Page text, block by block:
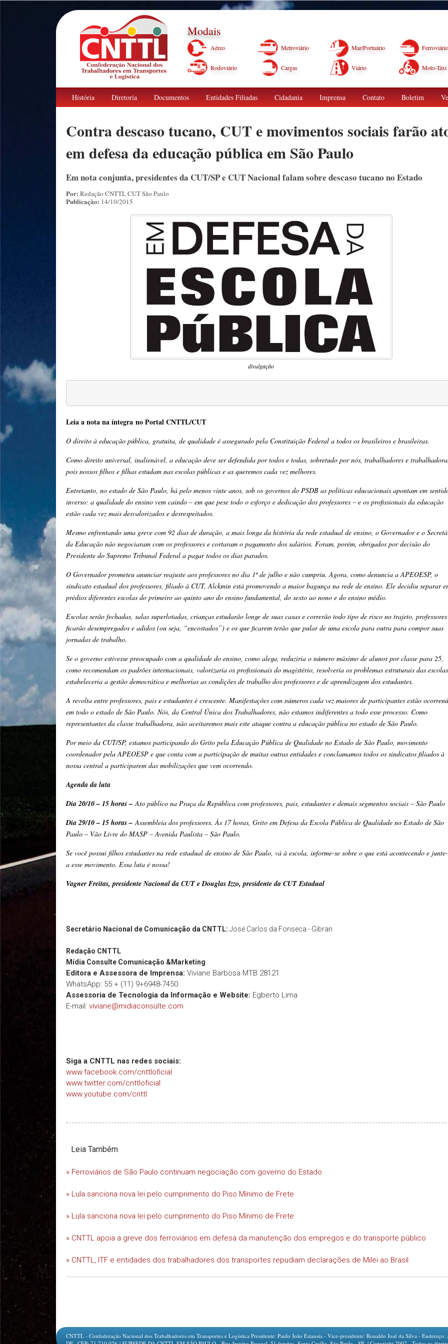
Modais
Aéreo Metroviário Mar/Portuário Ferroviário
Rodoviário Cargas Viário Moto-Táxi
História Diretoria Documentos Entidades Filiadas Cidadania Imprensa Contato Boletim
Contra descaso tucano, CUT e movimentos sociais farão
em defesa da educação pública em São Paulo
Em nota conjunta, presidentes da CUT/SP e CUT Nacional falam sobre descaso tucano no Estado
Por: Redação CNTTL CUT São Paulo
Publicação: 14/10/2015
divulgação
Leia a nota na íntegra no Portal CNTTL/CUT
O direito à educação pública, gratuita, de qualidade é assegurado pela Constituição Federal a todos os brasileiros e brasileiras.
Como direito universal, inalienável, a educação deve ser defendida por todos e todas, sobretudo por nós, trabalhadores e
pois nossos filhos e filhas estudam nas escolas públicas e as queremos cada vez melhores.
Entretanto, no estado de São Paulo, há pelo menos vinte anos, sob os governos do PSDB as políticas educacionais apontam em
inverso: a qualidade do ensino vem caindo – em que pese todo o esforço e dedicação dos professores – e os profissionais da educação
estão cada vez mais desvalorizados e desrespeitados.
Mesmo enfrentando uma greve com 92 dias de duração, a mais longa da história da rede estadual de ensino, o Governador e o
da Educação não negociaram com os professores e cortaram o pagamento dos salários. Foram, porém, obrigados por decisão do
Presidente do Supremo Tribunal Federal a pagar todos os dias parados.
O Governador prometeu anunciar reajuste aos professores no dia 1º de julho e não cumpriu. Agora, como denuncia a APEOESP, o
sindicato estadual dos professores, filiado à CUT, Alckmin está promovendo a maior bagunça na rede de ensino. Ele decidiu separar
prédios diferentes escolas do primeiro ao quinto ano do ensino fundamental, do sexto ao nono e do ensino médio.
Escolas serão fechadas, salas superlotadas, crianças estudarão longe de suas casas e correrão todo tipo de risco no trajeto, professores
ficarão desempregados e adidos (ou seja, “encostados”) e os que ficarem terão que pular de uma escola para outra para compor suas
jornadas de trabalho.
Se o governo estivesse preocupado com a qualidade do ensino, como alega, reduziria o número máximo de alunos por classe para 25,
como recomendam os padrões internacionais, valorizaria os profissionais do magistério, resolveria os problemas estruturais das
estabeleceria a gestão democrática e melhorias as condições de trabalho dos professores e de aprendizagem dos estudantes.
A revolta entre professores, pais e estudantes é crescente. Manifestações com números cada vez maiores de participantes estão
em todo o estado de São Paulo. Nós, da Central Única dos Trabalhadores, não estamos indiferentes a todo esse processo. Como
representantes da classe trabalhadora, não aceitaremos mais este ataque contra a educação pública no estado de São Paulo.
Por meio da CUT/SP, estamos participando do Grito pela Educação Pública de Qualidade no Estado de São Paulo, movimento
coordenador pela APEOESP e que conta com a participação de muitas outras entidades e conclamamos todos os sindicatos filiados à
nossa central a participarem das mobilizações que vem ocorrendo.
Agenda da luta
Dia 20/10 – 15 horas – Ato público na Praça da República com professores, pais, estudantes e demais segmentos sociais – São Paulo
Dia 29/10 – 15 horas – Assembleia dos professores. Às 17 horas, Grito em Defesa da Escola Pública de Qualidade no Estado de São
Paulo – Vão Livre do MASP – Avenida Paulista – São Paulo.
Se você possui filhos estudantes na rede estadual de ensino de São Paulo, vá à escola, informe-se sobre o que está acontecendo e
a esse movimento. Essa luta é nossa!
Vagner Freitas, presidente Nacional da CUT e Douglas Izzo, presidente da CUT Estadual
Secretário Nacional de Comunicação da CNTTL: José Carlos da Fonseca - Gibran
Redação CNTTL
Mídia Consulte Comunicação &Marketing
Editora e Assessora de Imprensa: Viviane Barbosa MTB 28121
WhatsApp: 55 + (11) 9+6948-7450
Assessoria de Tecnologia da Informação e Website: Egberto Lima
E-mail: viviane@midiaconsulte.com
Siga a CNTTL nas redes sociais:
www.facebook.com/cnttloficial
www.twitter.com/cnttloficial
www.youtube.com/cnttl
Leia Também
» Ferroviários de São Paulo continuam negociação com governo do Estado
» Lula sanciona nova lei pelo cumprimento do Piso Mínimo de Frete
» Lula sanciona nova lei pelo cumprimento do Piso Mínimo de Frete
» CNTTL apoia a greve dos ferroviários em defesa da manutenção dos empregos e do transporte público
» CNTTL, ITF e entidades dos trabalhadores dos transportes repudiam declarações de Milei ao Brasil
CNTTL - Confederação Nacional dos Trabalhadores em Transportes e Logística Presidente: Paulo João Estausia - Vice-presidente: Ronaldo José da Silva -